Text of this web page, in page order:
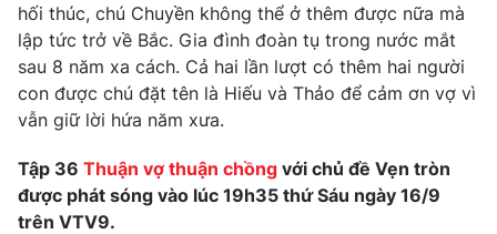
hối thúc, chú Chuyền không thể ở thêm được nữa mà
lập tức trở về Bắc. Gia đình đoàn tụ trong nước mắt
sau 8 năm xa cách. Cả hai lần lượt có thêm hai người
con được chú đặt tên là Hiếu và Thảo để cảm ơn vợ vì
vẫn giữ lời hứa năm xưa.
Tập 36 Thuận vợ thuận chồng với chủ đề Vẹn tròn
được phát sóng vào lúc 19h35 thứ Sáu ngày 16/9
trên VTV9.